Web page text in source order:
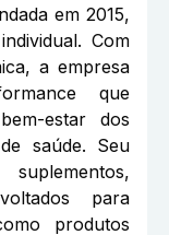
em 2015,
Com
a empresa
que
estar dos
saúde. Seu
para
produtos